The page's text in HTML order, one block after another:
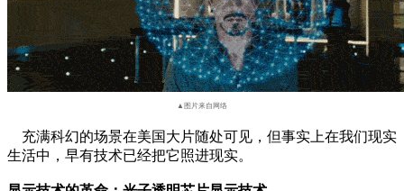
▲图片来自网络
充满科幻的场景在美国大片随处可见，但事实上在我们现实
生活中，早有技术已经把它照进现实。